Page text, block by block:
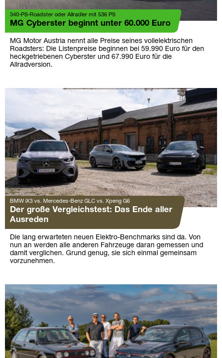
340-PS-Roadster oder Allradler mit 536 PS
MG Cyberster beginnt unter 60.000 Euro
MG Motor Austria nennt alle Preise seines vollelektrischen
Roadsters: Die Listenpreise beginnen bei 59.990 Euro für den
heckgetriebenen Cyberster und 67.990 Euro für die
Allradversion.
BMW iX3 vs. Mercedes-Benz GLC vs. Xpeng G6
Der große Vergleichstest: Das Ende aller
Ausreden
Die lang erwarteten neuen Elektro-Benchmarks sind da. Von
nun an werden alle anderen Fahrzeuge daran gemessen und
damit verglichen. Grund genug, sie sich einmal gemeinsam
vorzunehmen.